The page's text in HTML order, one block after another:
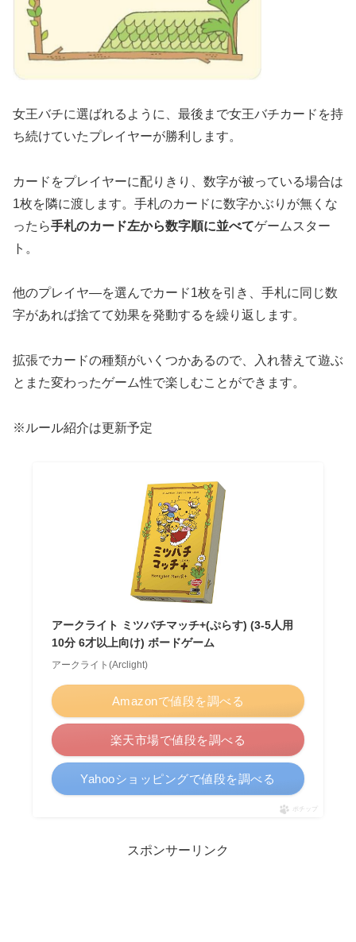
女王バチに選ばれるように、最後まで女王バチカードを持
ち続けていたプレイヤーが勝利します。
カードをプレイヤーに配りきり、数字が被っている場合は
1枚を隣に渡します。手札のカードに数字かぶりが無くな
ったら手札のカード左から数字順に並べてゲームスター
ト。
他のプレイヤ―を選んでカード1枚を引き、手札に同じ数
字があれば捨てて効果を発動するを繰り返します。
拡張でカードの種類がいくつかあるので、入れ替えて遊ぶ
とまた変わったゲーム性で楽しむことができます。
※ルール紹介は更新予定
アークライト ミツバチマッチ+(ぷらす) (3-5人用
10分 6才以上向け) ボードゲーム
アークライト(Arclight)
Amazonで値段を調べる
楽天市場で値段を調べる
Yahooショッピングで値段を調べる
ポチップ
スポンサーリンク